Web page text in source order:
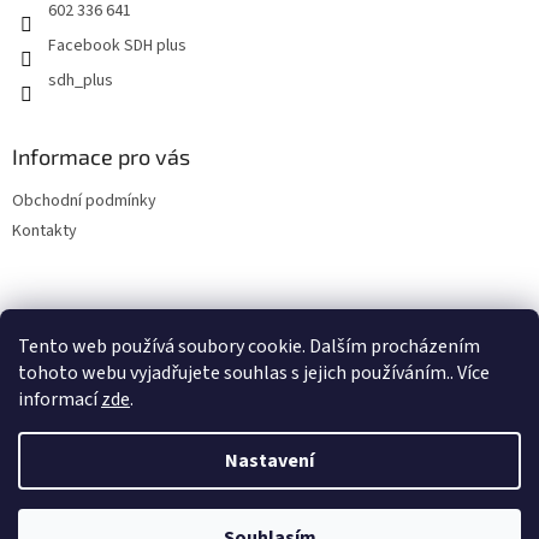
Tento web používá soubory cookie. Dalším procházením
tohoto webu vyjadřujete souhlas s jejich používáním.. Více
informacízde.
Nastavení
602 336 641
Facebook SDH plus
sdh_plus
Informace pro vás
Obchodní podmínky
Kontakty
Copyright 2026SDH plus vše pro hasiče a záchranáře. Všechna